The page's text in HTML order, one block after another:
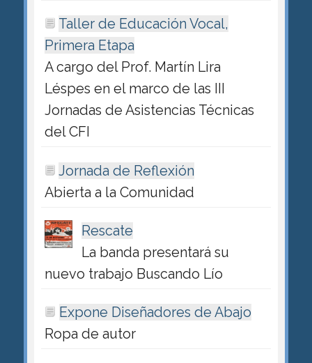
Taller de Educación Vocal,
Primera Etapa
A cargo del Prof. Martín Lira
Léspes en el marco de las III
Jornadas de Asistencias Técnicas
del CFI
Jornada de Reflexión
Abierta a la Comunidad
Rescate
La banda presentará su
nuevo trabajo Buscando Lío
Expone Diseñadores de Abajo
Ropa de autor